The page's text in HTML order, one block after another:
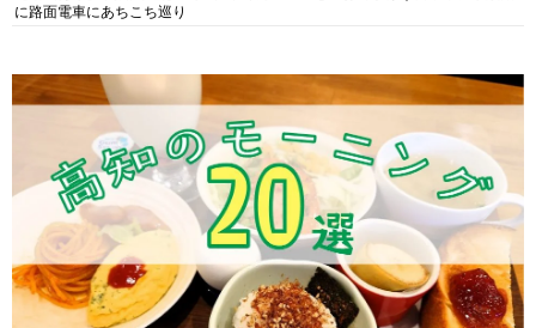
に路面電車にあちこち巡り